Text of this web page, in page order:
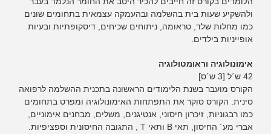
ולהשקיע שעות בית בהשלמה ובהעמקה עצמאית בתחומים שונים
כמו מחלות שלד, טראומה, ניתוחים שכיחים, דיסקופתיות ובעיות
אופייניות בילדים.
אימונולוגיה וראומטולוגיה
42 ש´ל [3 ש´ס]
הקורס מועבר בשנת הלימודים הראשונה בתכנית ההשלמה לרפואה
סינית. הקורס סוקר את התפתחות האימונולוגיה ומפרט בתחומים
כמו רבגוניות, זיכרון חיסוני, אנטיגנים, משלים, מבחנים אימוניים,
אברי מע´ החיסון, תאי B ותאי T , התגובה החיסונית וספציפיות.